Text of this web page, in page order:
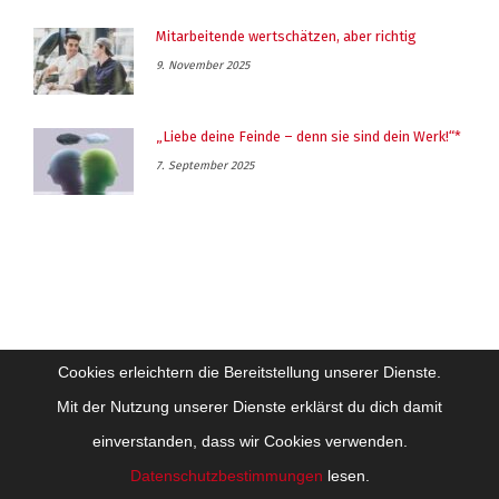
Mitarbeitende wertschätzen, aber richtig
9. November 2025
„Liebe deine Feinde – denn sie sind dein Werk!“*
7. September 2025
Cookies erleichtern die Bereitstellung unserer Dienste.
Mit der Nutzung unserer Dienste erklärst du dich damit
einverstanden, dass wir Cookies verwenden.
Datenschutzbestimmungen lesen.